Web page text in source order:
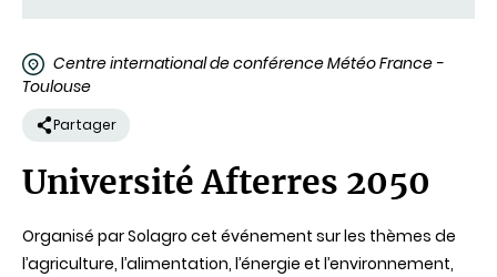
Centre international de conférence Météo France -
Toulouse
Partager
Université Afterres 2050
Organisé par Solagro cet événement sur les thèmes de
l’agriculture, l’alimentation, l’énergie et l’environnement,